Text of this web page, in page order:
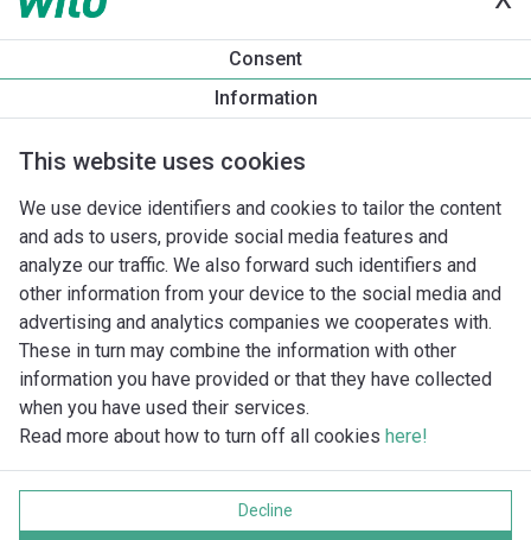
Consent
Information
This website uses cookies
We use device identifiers and cookies to tailor the content
and ads to users, provide social media features and
analyze our traffic. We also forward such identifiers and
other information from your device to the social media and
advertising and analytics companies we cooperates with.
These in turn may combine the information with other
information you have provided or that they have collected
when you have used their services.
Read more about how to turn off all cookies here!
Decline
Productinformatie
Imprint
Gegevensbescherming